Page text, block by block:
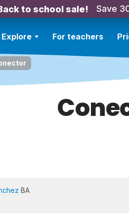
to school sale! Save
Explore For teachers
BA